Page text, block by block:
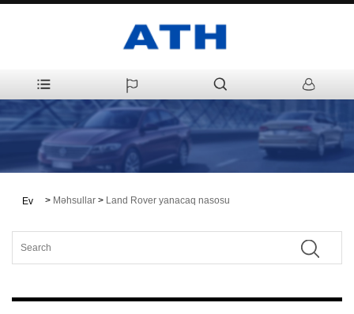
Ev > Məhsullar > Land Rover yanacaq nasosu